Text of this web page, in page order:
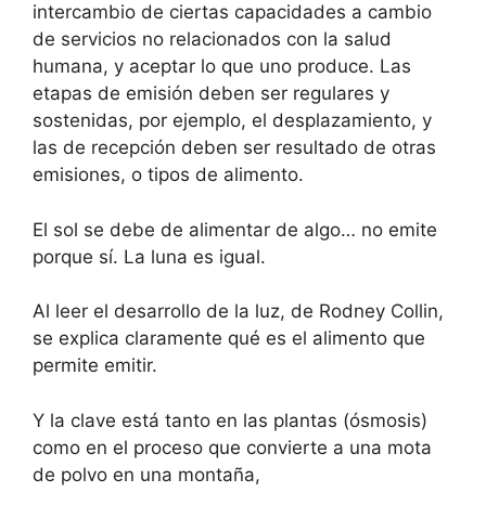
intercambio de ciertas capacidades a cambio
de servicios no relacionados con la salud
humana, y aceptar lo que uno produce. Las
etapas de emisión deben ser regulares y
sostenidas, por ejemplo, el desplazamiento, y
las de recepción deben ser resultado de otras
emisiones, o tipos de alimento.
El sol se debe de alimentar de algo… no emite
porque sí. La luna es igual.
Al leer el desarrollo de la luz, de Rodney Collin,
se explica claramente qué es el alimento que
permite emitir.
Y la clave está tanto en las plantas (ósmosis)
como en el proceso que convierte a una mota
de polvo en una montaña,